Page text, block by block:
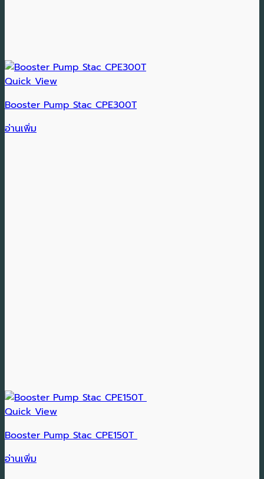
Quick View
Booster Pump Stac CPE300T
อ่านเพิ่ม
Quick View
Booster Pump Stac CPE150T
อ่านเพิ่ม